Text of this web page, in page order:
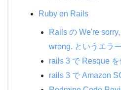
Ruby on Rails
Rails の We're
wrong. というエラ
rails 3 で Resque
rails 3 で Amazon